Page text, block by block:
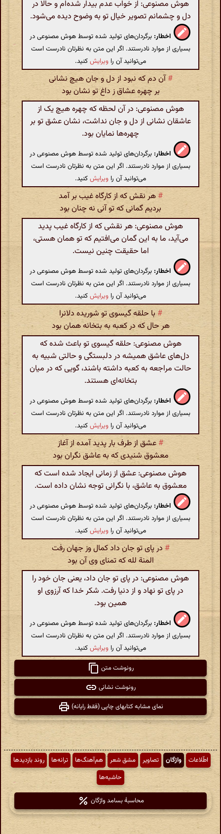
هوش مصنوعی: از خواب عدم بیدار شده‌ام و حالا در
دل و چشمانم تصویر خیال تو به وضوح دیده می‌شود.
اخطار: برگردان‌های تولید شده توسط هوش مصنوعی در
بسیاری از موارد نادرستند. اگر این متن به نظرتان نادرست است
می‌توانید آن را ویرایشکنید.
#آن دم که نبود از دل و جان هیچ نشانی
بر چهره عشاق ز داغ تو نشان بود
هوش مصنوعی: در آن لحظه که چهره هیچ یک از
عاشقان نشانی از دل و جان نداشت، نشان عشق تو بر
چهره‌ها نمایان بود.
اخطار: برگردان‌های تولید شده توسط هوش مصنوعی در
بسیاری از موارد نادرستند. اگر این متن به نظرتان نادرست است
می‌توانید آن را ویرایشکنید.
# هر نقش که از کارگاه غیب بر آمد
بردیم گمانی که تو آنی نه چنان بود
هوش مصنوعی: هر نقشی که از کارگاه غیب پدید
می‌آید، ما به این گمان می‌افتیم که تو همان هستی،
اما حقیقت چنین نیست.
اخطار: برگردان‌های تولید شده توسط هوش مصنوعی در
بسیاری از موارد نادرستند. اگر این متن به نظرتان نادرست است
می‌توانید آن را ویرایشکنید.
#با حلقه گیسوی تو شوریده دلانرا
هر حال که در کعبه به بتخانه همان بود
هوش مصنوعی: حلقه گیسوی تو باعث شده که
دل‌های عاشق همیشه در دلبستگی و حالتی شبیه به
حالت مراجعه به کعبه داشته باشند، گویی که در میان
بتخانه‌ای هستند.
اخطار: برگردان‌های تولید شده توسط هوش مصنوعی در
بسیاری از موارد نادرستند. اگر این متن به نظرتان نادرست است
می‌توانید آن را ویرایشکنید.
# عشق از طرف بار پدید آمده از آغاز
معشوق شنیدی که به عاشق نگران بود
هوش مصنوعی: عشق از زمانی ایجاد شده است که
معشوق به عاشق، با نگرانی توجه نشان داده است.
اخطار: برگردان‌های تولید شده توسط هوش مصنوعی در
بسیاری از موارد نادرستند. اگر این متن به نظرتان نادرست است
می‌توانید آن را ویرایشکنید.
# در پای تو جان داد کمال وز جهان رفت
المنة لله که تمنای وی آن بود
هوش مصنوعی: در پای تو جان داد، یعنی جان خود را
در پای تو نهاد و از دنیا رفت. شکر خدا که آرزوی او
همین بود.
اخطار: برگردان‌های تولید شده توسط هوش مصنوعی در
بسیاری از موارد نادرستند. اگر این متن به نظرتان نادرست است
می‌توانید آن را ویرایشکنید.
رونوشت متن
رونوشت نشانی
نمای مشابه کتابهای چاپی (فقط رایانه)
اطّلاعات واژگان تصاویر مشق شعر هم‌آهنگ‌ها ترانه‌ها
روند بازدیدها
حاشیه‌ها
محاسبهٔ بسامد واژگان